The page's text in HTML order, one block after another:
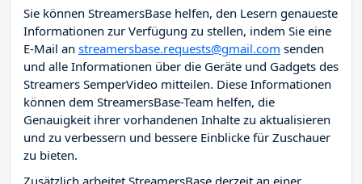
Sie können StreamersBase helfen, den Lesern genaueste
Informationen zur Verfügung zu stellen, indem Sie eine
E-Mail an streamersbase.requests@gmail.com senden
und alle Informationen über die Geräte und Gadgets des
Streamers SemperVideo mitteilen. Diese Informationen
können dem StreamersBase-Team helfen, die
Genauigkeit ihrer vorhandenen Inhalte zu aktualisieren
und zu verbessern und bessere Einblicke für Zuschauer
zu bieten.